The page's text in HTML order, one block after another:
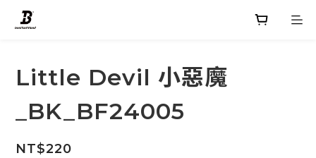
Little Devil 小惡魔
_BK_BF24005
NT$220